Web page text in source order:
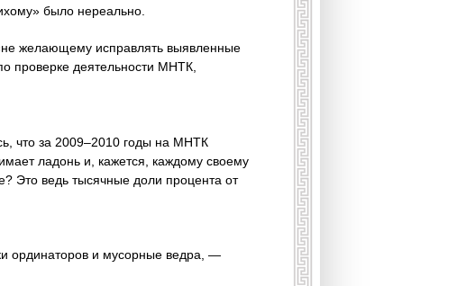
было нереально.
желающему исправлять выявленные
проверке деятельности МНТК,
что за 2009–2010 годы на МНТК
ладонь и, кажется, каждому своему
Это ведь тысячные доли процента от
ординаторов и мусорные ведра, —